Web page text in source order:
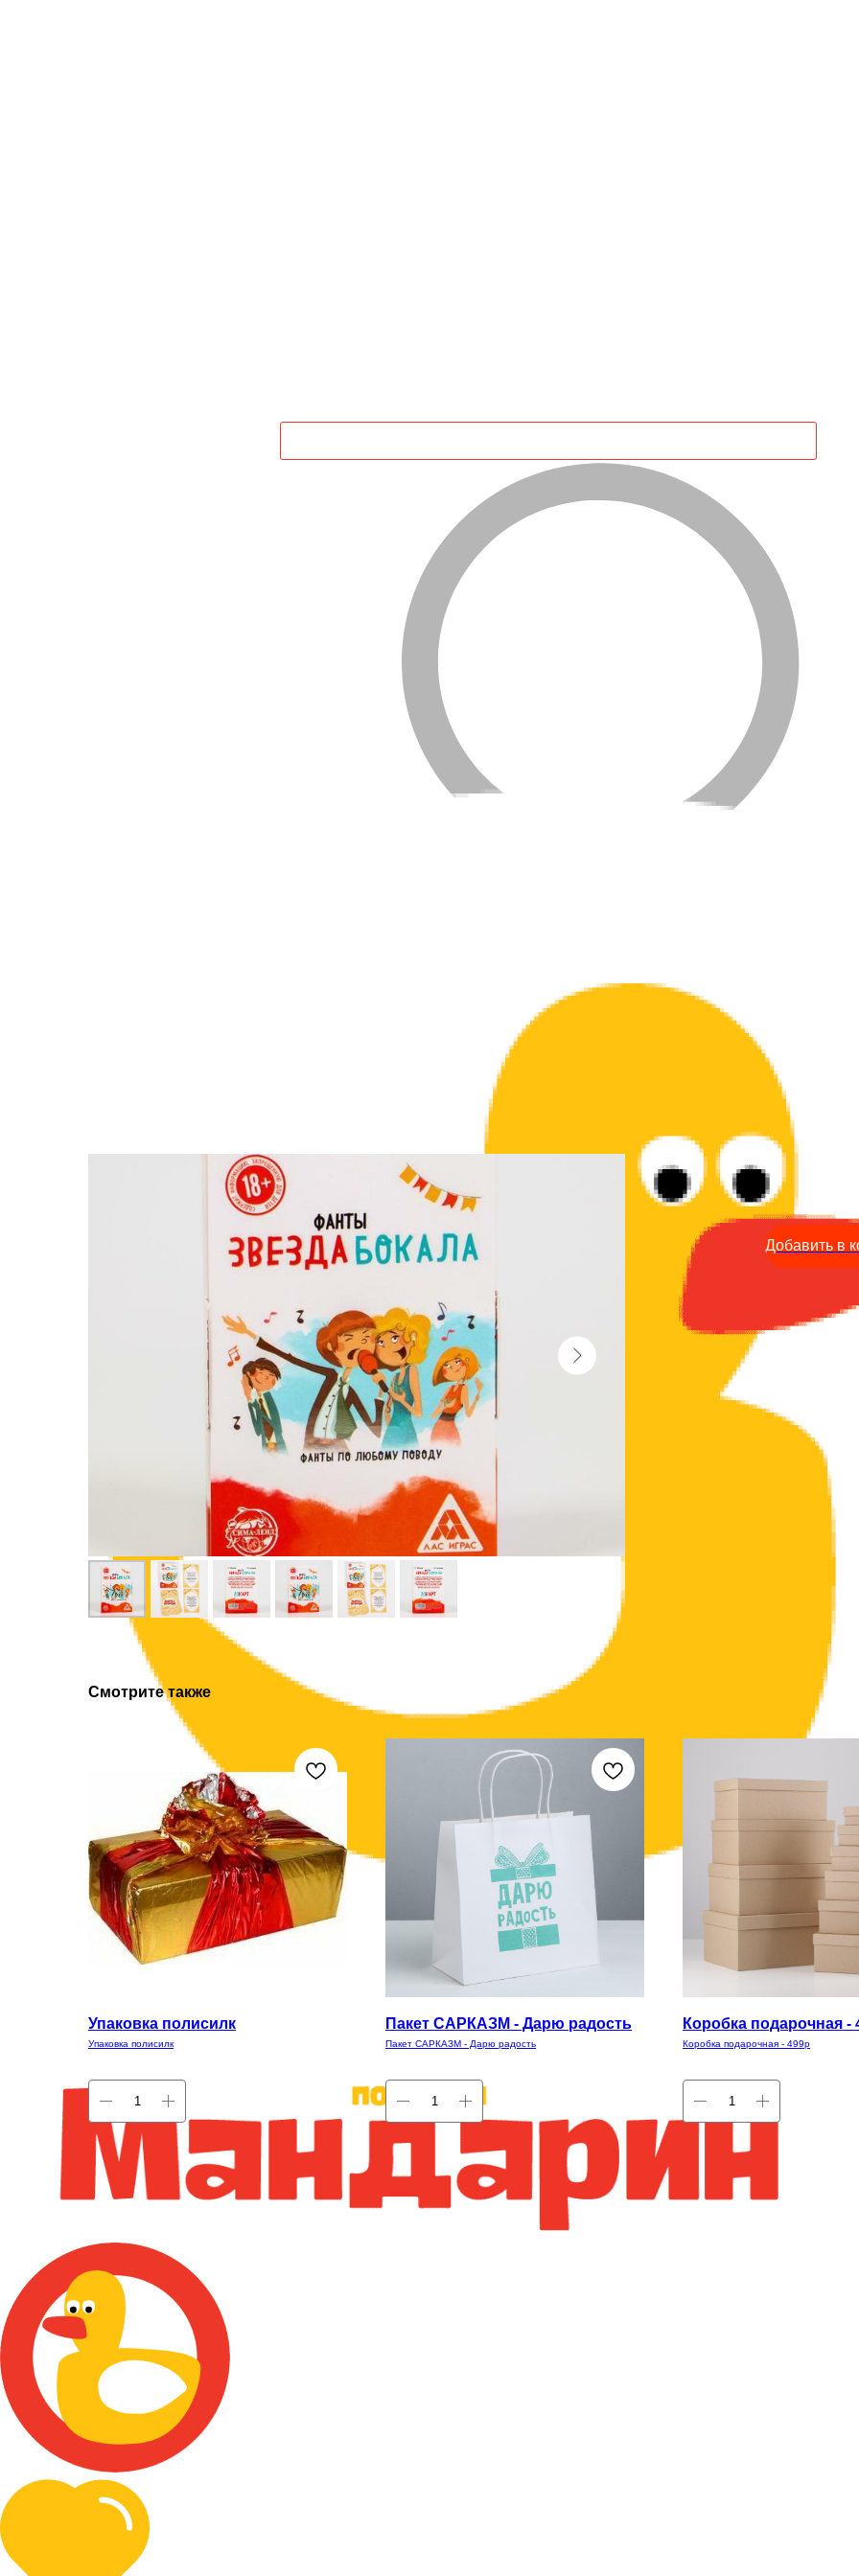
Фанты - Звезда бокала
199 р.
Добавить в
Вы мастерски поёте и не важно, даже
запастись отличным настроением и
Главное не мастерство, а желание
Специально для любителей петь мы
конечно, с алкоголем.
Правила игры предельно просты,
выполнять – выполняйте штрафное
Внутри вы найдете: 20 карточек с
Смотрите также
Упаковка полисилк
Упаковка полисилк
Пакет САРКАЗМ - Дарю радость
Пакет САРКАЗМ - Дарю радость
Коробка подарочная -
Коробка подарочная - 499р